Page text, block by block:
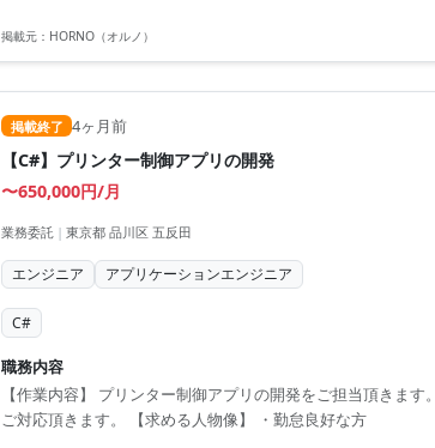
掲載元： HORNO（オルノ）
掲載終了 4ヶ月前
【C#】プリンター制御アプリの開発
〜650,000円/月
業務委託 | 東京都 品川区 五反田
エンジニア アプリケーションエンジニア
C#
職務内容
【作業内容】 プリンター制御アプリの開発をご担当頂きます
ご対応頂きます。 【求める人物像】 ・勤怠良好な方